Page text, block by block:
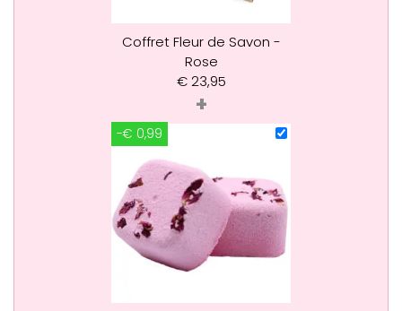
Coffret Fleur de Savon -
Rose
€23,95
+
-€ 0,99